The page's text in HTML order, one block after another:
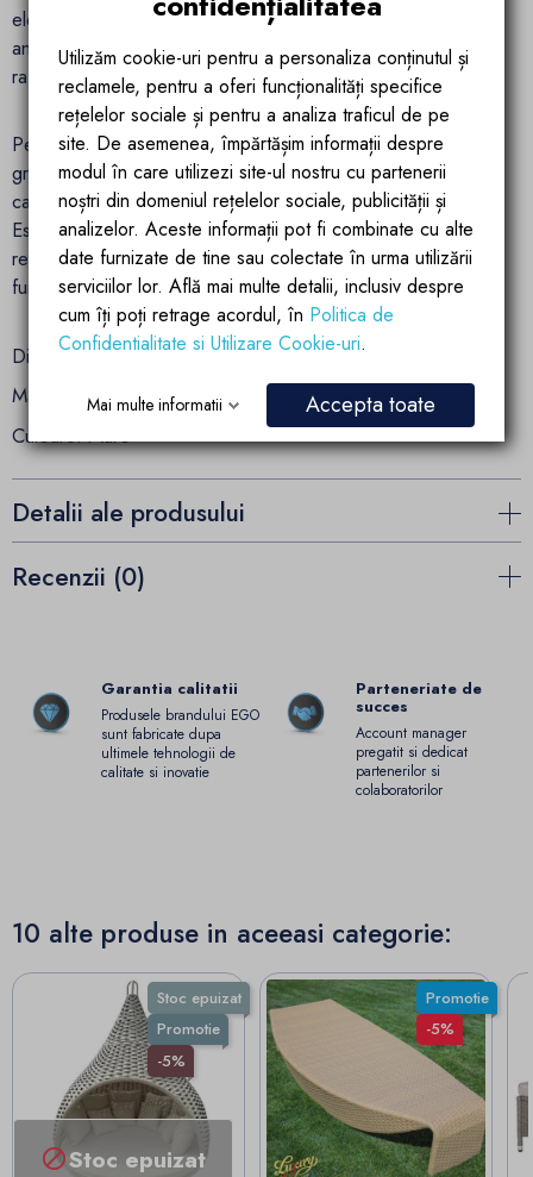
elegant maro il face usor de integrat in orice stil de
amenajare – de la modern la rustic – adaugand un plus de
rafinament si armonie vizuala spatiului exterior.
Perfect pentru utilizare langa piscina, pe terasa sau in
gradina, sezlongul Acapulco este alegerea ideala pentru cei
care apreciaza calitatea, durabilitatea si designul elegant.
Este usor de mutat, de intretinut si este conceput pentru a
rezista testului timpului, pastrandu-si frumusetea si
functionalitatea.
Dimensiuni: 190 x 80 x 45 cm
Materiale: Aluminiu + poliratan
Culoare: Maro
Detalii ale produsului
Recenzii (0)
Garantia calitatii
Produsele brandului EGO
sunt fabricate dupa
ultimele tehnologii de
calitate si inovatie
Parteneriate de
succes
Account manager
pregatit si dedicat
partenerilor si
colaboratorilor
10 alte produse in aceeasi categorie:
Stoc epuizat
Promotie
-5%
Stoc epuizat
Promotie
-5%
Utilizăm cookie-uri pentru a personaliza conținutul și
reclamele, pentru a oferi funcționalități specifice
rețelelor sociale și pentru a analiza traficul de pe
site. De asemenea, împărtășim informații despre
modul în care utilizezi site-ul nostru cu partenerii
noștri din domeniul rețelelor sociale, publicității și
analizelor. Aceste informații pot fi combinate cu alte
date furnizate de tine sau colectate în urma utilizării
serviciilor lor. Află mai multe detalii, inclusiv despre
cum îți poți retrage acordul, în Politica de
Confidentialitate si Utilizare Cookie-uri.
Mai multe informatii Accepta toate